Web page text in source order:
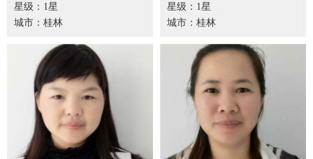
星级：1星
城市：桂林
星级：1星
城市：桂林